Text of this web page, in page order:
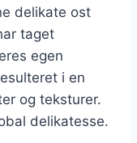
delikate ost
taget
egen
i en
og teksturer.
delikatesse.